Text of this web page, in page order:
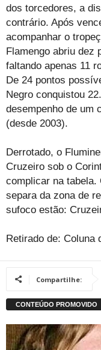
dos torcedores, a
contrário. Após
acompanhar o
Flamengo abriu dez
faltando apenas 11
De 24 pontos
Negro conquistou
desempenho de um
(desde 2003).
Derrotado, o
Cruzeiro sob o
complicar na tabela.
separa da zona de
sufoco estão:
Retirado de: Coluna
Compartilhe: